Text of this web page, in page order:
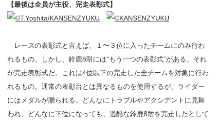
【最後は全員が主役、完走表彰式】
レースの表彰式と言えば、１〜３位に入ったチームにのみ行わ
れるもの。しかし、鈴鹿8耐には”もう一つの表彰式”がある。それ
が完走表彰式だ。これは4位以下の完走した全チームを対象に行わ
れるもの。通常の表彰台とは異なるものを使用するが、ライダー
にはメダルが贈られる。どんなにトラブルやアクシデントに見舞
われ、どんなに下位になっても、過酷な鈴鹿8耐を完走したとして